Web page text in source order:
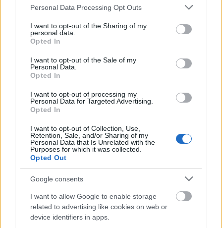
Please note that this website/app uses one or more Google
not limited to your visit or usage behaviour. You may click to
grant or deny consent to Google and its third-party tags to
use your data for below specified purposes in below Google
consent section.
Personal Data Processing Opt Outs
I want to opt-out of the Sharing of my
personal data.
Opted In
I want to opt-out of the Sale of my
Personal Data.
Opted In
I want to opt-out of processing my
Personal Data for Targeted Advertising.
Opted In
I want to opt-out of Collection, Use,
Retention, Sale, and/or Sharing of my
Personal Data that Is Unrelated with the
Purposes for which it was collected.
Opted Out
Google consents
I want to allow Google to enable storage
related to advertising like cookies on web or
device identifiers in apps.
Αυτή τη στιγμή στην πλατφόρμα υπάρχουν περισσότερο
περισσότερα από 2 χιλιάδες καταλύματα και πάνω από
2,500 πτήσεις. Πλέον με το thegreeks.com οι ταξιδιώτες
μπορούν να συγκρίνουν τιμές και να βρουν την πιο
Πρόκειται για μια ελληνική ιδιωτική πρωτοβουλία που
καινοτομεί σε παγκόσμιο επίπεδο, καθώς μέχρι σήμερα